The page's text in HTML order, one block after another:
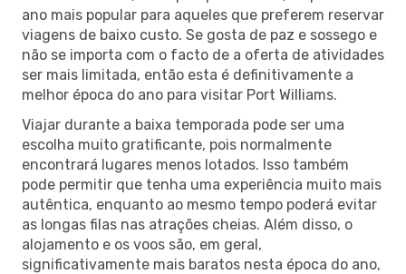
ano mais popular para aqueles que preferem reservar
viagens de baixo custo. Se gosta de paz e sossego e
não se importa com o facto de a oferta de atividades
ser mais limitada, então esta é definitivamente a
melhor época do ano para visitar Port Williams.
Viajar durante a baixa temporada pode ser uma
escolha muito gratificante, pois normalmente
encontrará lugares menos lotados. Isso também
pode permitir que tenha uma experiência muito mais
autêntica, enquanto ao mesmo tempo poderá evitar
as longas filas nas atrações cheias. Além disso, o
alojamento e os voos são, em geral,
significativamente mais baratos nesta época do ano,